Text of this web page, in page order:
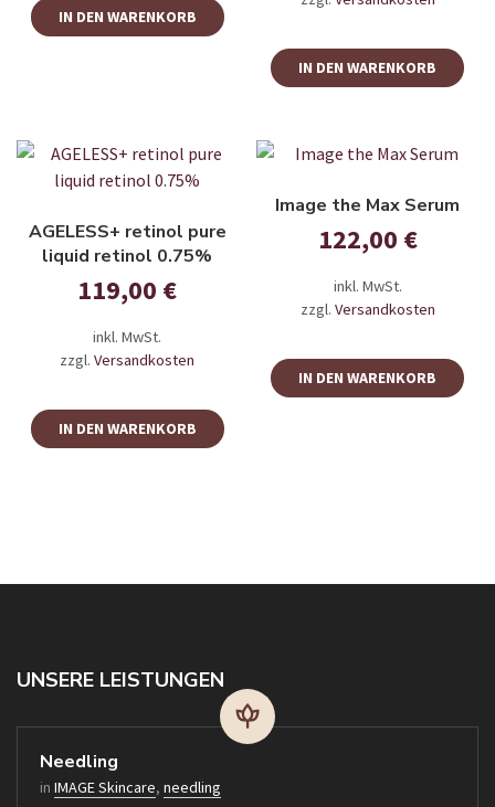
IN DEN WARENKORB
IN DEN WARENKORB
AGELESS+ retinol pure
liquid retinol 0.75%
119,00 €
inkl. MwSt.
zzgl.Versandkosten
IN DEN WARENKORB
Image the Max Serum
122,00 €
inkl. MwSt.
zzgl. Versandkosten
IN DEN WARENKORB
UNSERE LEISTUNGEN
Needling
in IMAGE Skincare, needling